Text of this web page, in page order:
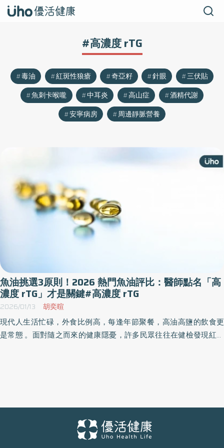
#高濃度 rTG
毒油 紅斑性狼瘡 奇亞籽 針眼
三伏貼
魚刺卡喉嚨
中耳炎 高山症
酒精代謝
安寧病房
周邊靜脈營養
魚油挑選3原則！2026 熱門魚油評比：醫師點名「高
濃度 rTG」才是關鍵#高濃度 rTG
2026/01/13 胡奕暄
現代人生活忙碌，外食比例高，每逢年節聚餐，高油高鹽的飲食更
是常態 。面對隨之而來的健康隱憂，許多民眾往往在健檢發現紅字